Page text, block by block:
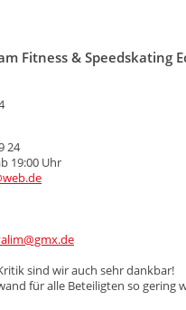
Fitness & Speedskating
24
19:00 Uhr
sind wir auch sehr dankbar!
für alle Beteiligten so gering